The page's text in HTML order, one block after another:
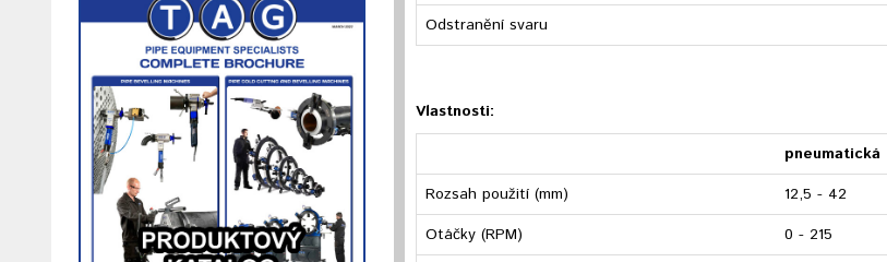
Odstranění svaru
Vlastnosti:
pneumatická
Rozsah použití (mm)
12,5 - 42
Otáčky (RPM)
0 - 215